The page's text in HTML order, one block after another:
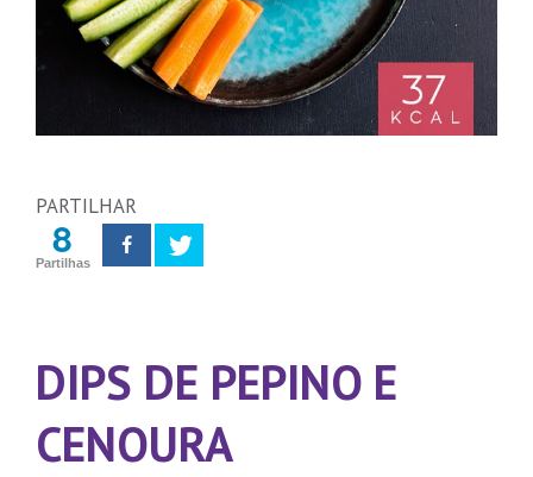
PARTILHAR
8
Partilhas
DIPS DE PEPINO E
CENOURA